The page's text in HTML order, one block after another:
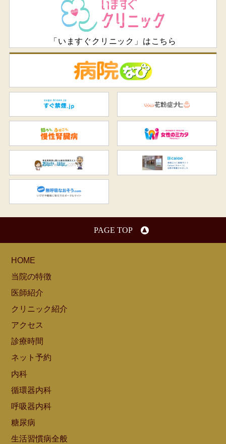
「いますぐクリニック」はこちら
すぐ禁煙.jp
知ろう、ふせごう。慢性腎臓
おなかのはなし.com
PAGE TOP
HOME
当院の特徴
医師紹介
クリニック紹介
アクセス
診療時間
ネット予約
内科
循環器内科
呼吸器内科
糖尿病
生活習慣病全般